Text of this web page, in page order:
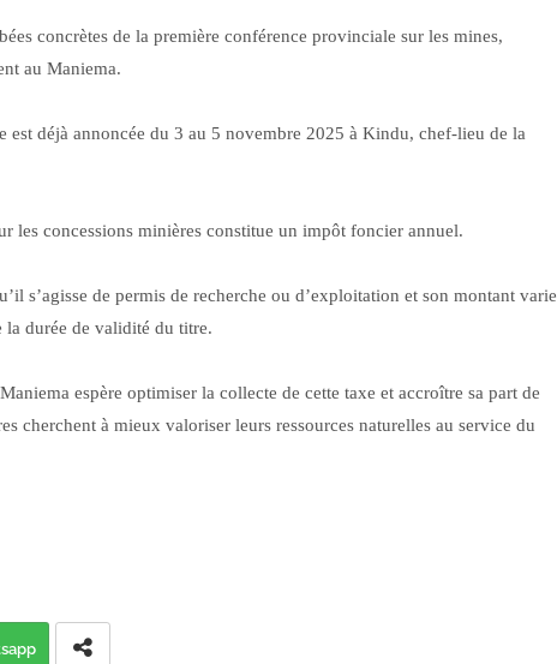
concrètes de la première conférence provinciale sur les mines,
au Maniema.
est déjà annoncée du 3 au 5 novembre 2025 à Kindu, chef-lieu de la
les concessions minières constitue un impôt foncier annuel.
s’agisse de permis de recherche ou d’exploitation et son montant varie
la durée de validité du titre.
espère optimiser la collecte de cette taxe et accroître sa part de
cherchent à mieux valoriser leurs ressources naturelles au service du